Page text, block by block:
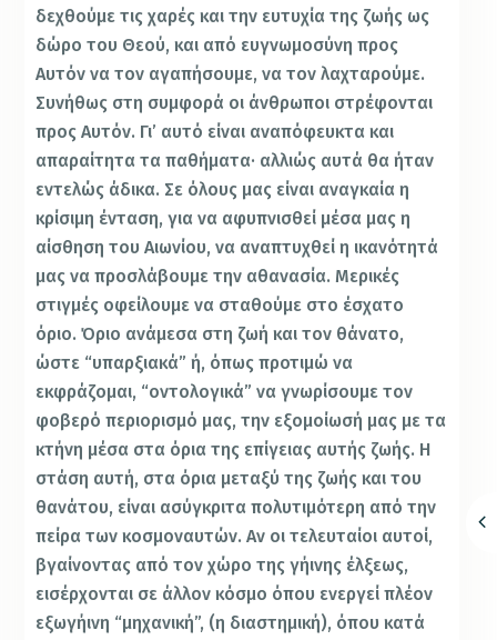
δεχθούμε τις χαρές και την ευτυχία της ζωής ως
δώρο του Θεού, και από ευγνωμοσύνη προς
Αυτόν να τον αγαπήσουμε, να τον λαχταρούμε.
Συνήθως στη συμφορά οι άνθρωποι στρέφονται
προς Αυτόν. Γι’ αυτό είναι αναπόφευκτα και
απαραίτητα τα παθήματα· αλλιώς αυτά θα ήταν
εντελώς άδικα. Σε όλους μας είναι αναγκαία η
κρίσιμη ένταση, για να αφυπνισθεί μέσα μας η
αίσθηση του Αιωνίου, να αναπτυχθεί η ικανότητά
μας να προσλάβουμε την αθανασία. Μερικές
στιγμές οφείλουμε να σταθούμε στο έσχατο
όριο. Όριο ανάμεσα στη ζωή και τον θάνατο,
ώστε “υπαρξιακά” ή, όπως προτιμώ να
εκφράζομαι, “οντολογικά” να γνωρίσουμε τον
φοβερό περιορισμό μας, την εξομοίωσή μας με τα
κτήνη μέσα στα όρια της επίγειας αυτής ζωής. Η
στάση αυτή, στα όρια μεταξύ της ζωής και του
θανάτου, είναι ασύγκριτα πολυτιμότερη από την
πείρα των κοσμοναυτών. Αν οι τελευταίοι αυτοί,
βγαίνοντας από τον χώρο της γήινης έλξεως,
εισέρχονται σε άλλον κόσμο όπου ενεργεί πλέον
εξωγήινη “μηχανική”, (η διαστημική), όπου κατά